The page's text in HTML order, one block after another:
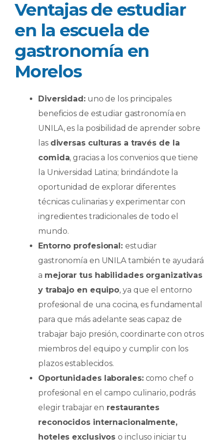
Ventajas de estudiar
en la escuela de
gastronomía en
Morelos
Diversidad:uno de los principales
beneficios de estudiar gastronomía en
UNILA, es la posibilidad de aprender sobre
las diversas culturas a través de la
comida, gracias a los convenios que tiene
la Universidad Latina; brindándote la
oportunidad de explorar diferentes
técnicas culinarias y experimentar con
ingredientes tradicionales de todo el
mundo.
Entorno profesional: estudiar
gastronomía en UNILA también te ayudará
a mejorar tus habilidades organizativas
y trabajo en equipo, ya que el entorno
profesional de una cocina, es fundamental
para que más adelante seas capaz de
trabajar bajo presión, coordinarte con otros
miembros del equipo y cumplir con los
plazos establecidos.
Oportunidades laborales:como chef o
profesional en el campo culinario, podrás
elegir trabajar en restaurantes
reconocidos internacionalmente,
hoteles exclusivoso incluso iniciar tu